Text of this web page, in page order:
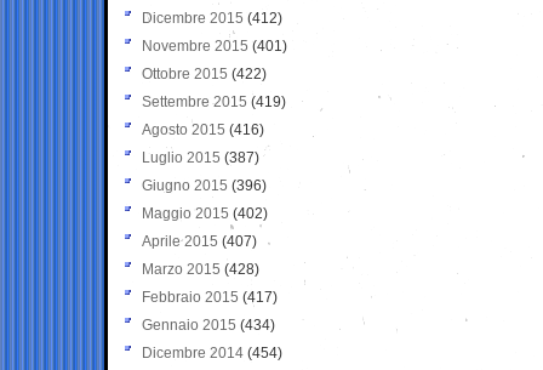
Dicembre 2015 (412)
Novembre 2015 (401)
Ottobre 2015 (422)
Settembre 2015 (419)
Agosto 2015 (416)
Luglio 2015 (387)
Giugno 2015 (396)
Maggio 2015 (402)
Aprile 2015 (407)
Marzo 2015 (428)
Febbraio 2015 (417)
Gennaio 2015 (434)
Dicembre 2014 (454)